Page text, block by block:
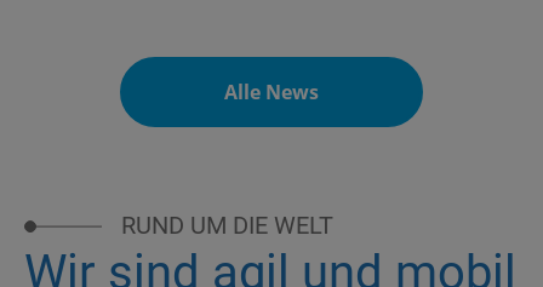
Alle News
RUND UM DIE WELT
Wir sind agil und mobil